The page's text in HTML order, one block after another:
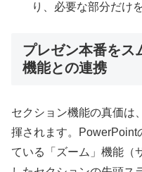
り、必要な部分だけ
プレゼン本番をス
機能との連携
セクション機能の真価は
揮されます。PowerPoint
ている「ズーム」機能（